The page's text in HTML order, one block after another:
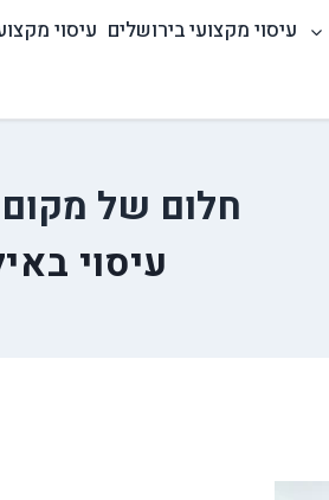
עיסוי מקצועי בירושלים עיסוי
חלום של
עיסוי